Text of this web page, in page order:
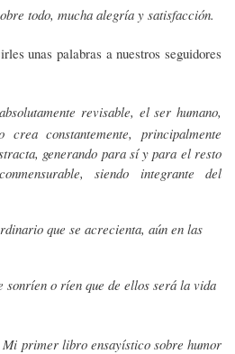
todo, mucha alegría y satisfacción.
unas palabras a nuestros seguidores
revisable, el ser humano,
constantemente, principalmente
generando para sí y para el resto
siendo integrante del
que se acrecienta, aún en las
sonríen o ríen que de ellos será la vida
Mi primer libro ensayístico sobre humor